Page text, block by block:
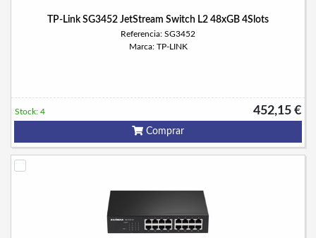
TP-Link SG3452 JetStream Switch L2 48xGB 4Slots
Referencia: SG3452
Marca: TP-LINK
452,15 €
Stock: 4
Comprar